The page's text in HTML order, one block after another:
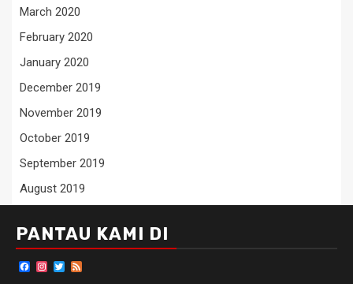
March 2020
February 2020
January 2020
December 2019
November 2019
October 2019
September 2019
August 2019
PANTAU KAMI DI
Facebook
Instagram
Twitter